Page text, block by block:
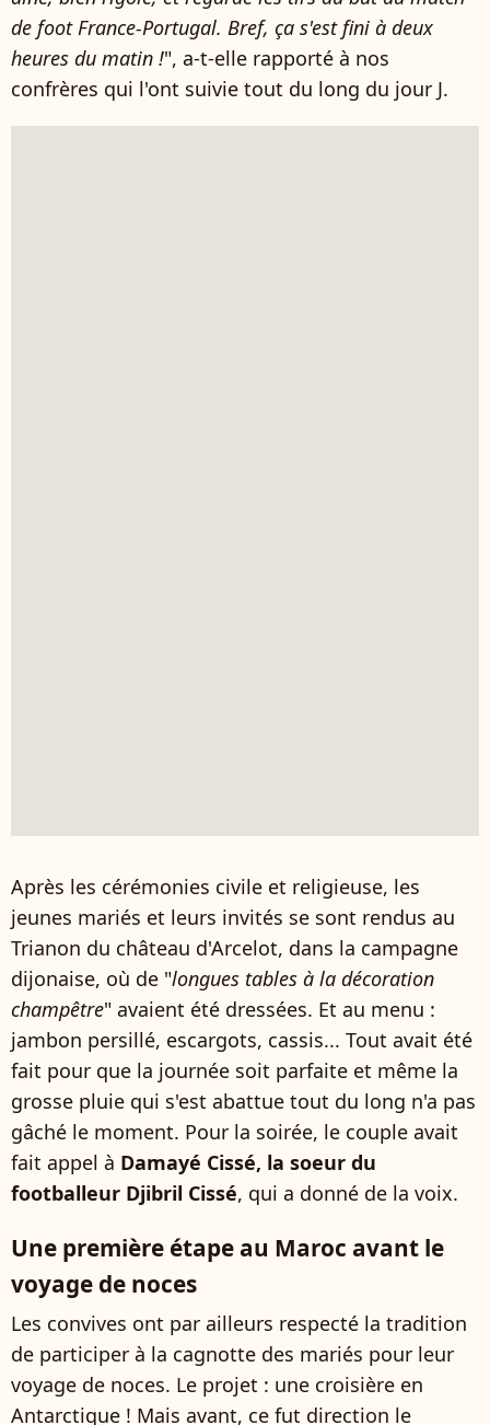
de foot France-Portugal. Bref, ça s'est fini à deux
heures du matin !", a-t-elle rapporté à nos
confrères qui l'ont suivie tout du long du jour J.
Après les cérémonies civile et religieuse, les
jeunes mariés et leurs invités se sont rendus au
Trianon du château d'Arcelot, dans la campagne
dijonaise, où de "longues tables à la décoration
champêtre" avaient été dressées. Et au menu :
jambon persillé, escargots, cassis... Tout avait été
fait pour que la journée soit parfaite et même la
grosse pluie qui s'est abattue tout du long n'a pas
gâché le moment. Pour la soirée, le couple avait
fait appel à Damayé Cissé, la soeur du
footballeur Djibril Cissé, qui a donné de la voix.
Une première étape au Maroc avant le
voyage de noces
Les convives ont par ailleurs respecté la tradition
de participer à la cagnotte des mariés pour leur
voyage de noces. Le projet : une croisière en
Antarctique ! Mais avant, ce fut direction le